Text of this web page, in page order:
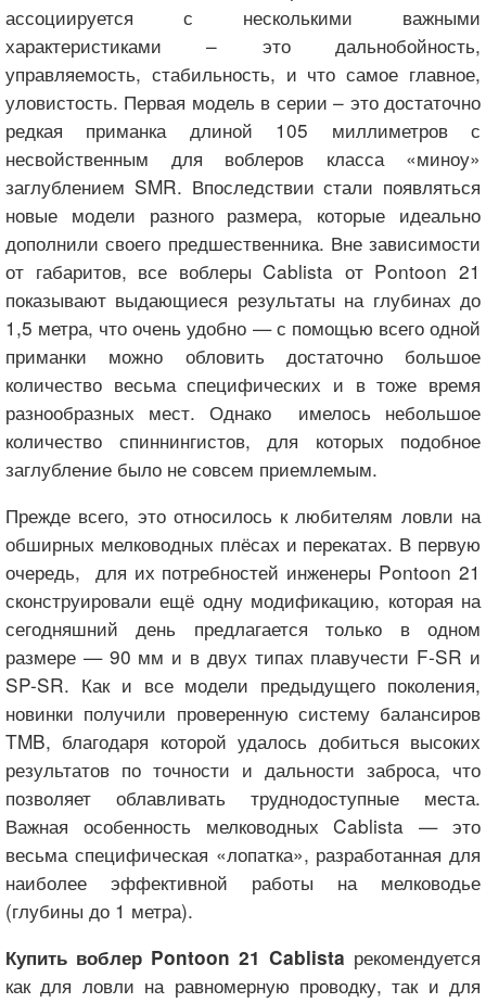
ассоциируется с несколькими важными
характеристиками – это дальнобойность,
управляемость, стабильность, и что самое главное,
уловистость. Первая модель в серии – это достаточно
редкая приманка длиной 105 миллиметров с
несвойственным для воблеров класса «миноу»
заглублением SMR. Впоследствии стали появляться
новые модели разного размера, которые идеально
дополнили своего предшественника. Вне зависимости
от габаритов, все воблеры Cablista от Pontoon 21
показывают выдающиеся результаты на глубинах до
1,5 метра, что очень удобно — с помощью всего одной
приманки можно обловить достаточно большое
количество весьма специфических и в тоже время
разнообразных мест. Однако имелось небольшое
количество спиннингистов, для которых подобное
заглубление было не совсем приемлемым.
Прежде всего, это относилось к любителям ловли на
обширных мелководных плёсах и перекатах. В первую
очередь, для их потребностей инженеры Pontoon 21
сконструировали ещё одну модификацию, которая на
сегодняшний день предлагается только в одном
размере — 90 мм и в двух типах плавучести F-SR и
SP-SR. Как и все модели предыдущего поколения,
новинки получили проверенную систему балансиров
TMB, благодаря которой удалось добиться высоких
результатов по точности и дальности заброса, что
позволяет облавливать труднодоступные места.
Важная особенность мелководных Cablista — это
весьма специфическая «лопатка», разработанная для
наиболее эффективной работы на мелководье
(глубины до 1 метра).
Купить воблер Pontoon 21 Cablista рекомендуется
как для ловли на равномерную проводку, так и для